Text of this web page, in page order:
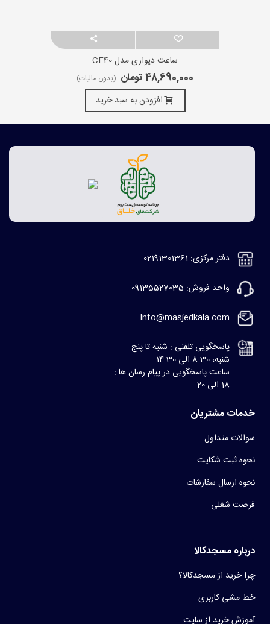
ساعت دیواری مدل CF40
48,690,000 تومان (بدون مالیات)
افزودن به سبد خرید
دفتر مرکزی: 02191301361
واحد فروش: 09135527035
Info@masjedkala.com
پاسخگویی تلفنی : شنبه تا پنج
شنبه، 8:30 الی 14:30
ساعت پاسخگویی در پیام رسان ها :
18 الی 20
خدمات مشتریان
سوالات متداول
نحوه ثبت شکایت
نحوه ارسال سفارشات
فرصت شغلی
درباره مسجدکالا
چرا خرید از مسجدکالا؟
خط مشی کاربری
آموزش خرید از سایت